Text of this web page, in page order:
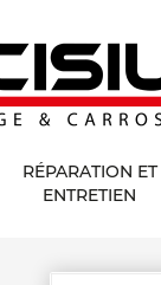
RÉPARATION ET
ENTRETIEN